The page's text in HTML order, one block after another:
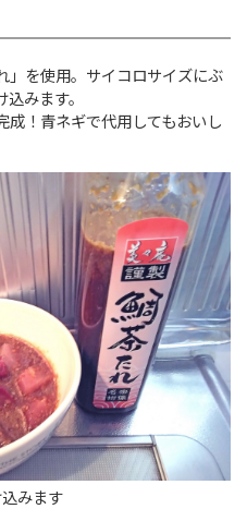
」を使用。サイコロサイズにぶ
みます。
成！青ネギで代用してもおいし
みます